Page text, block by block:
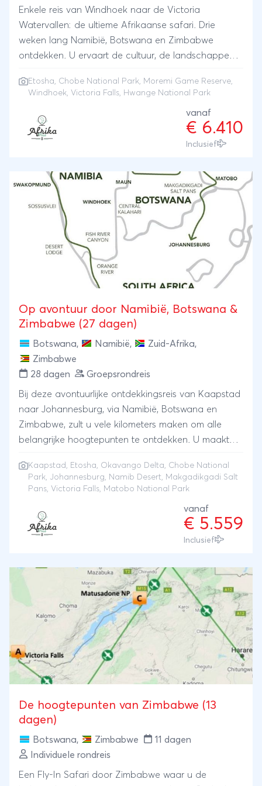
Enkele reis van Windhoek naar de Victoria
Watervallen: de ultieme Afrikaanse safari. Drie
weken lang Namibië, Botswana en Zimbabwe
ontdekken. U ervaart de cultuur, de landschappen
verblijft in comfortabele lodges of tented camps.
tijdens deze onvergetelijke lodge safari. Bekende
nationale parken zoals Etosha in Namibië, Chobe en
Moremi in Botswana en Hwange in Zimbabwe
eindigen in het kleine maar bruisende stadje Victoria
Falls met de befaamde watervallen.
Etosha, Chobe National Park, Moremi Game Reserve,
Windhoek, Victoria Falls, Hwange National Park
vanaf
€ 6.410
Inclusief
Op avontuur door Namibië, Botswana &
Zimbabwe (27 dagen)
Botswana, Namibië, Zuid-Afrika,
Zimbabwe
28 dagen
Groepsrondreis
Bij deze avontuurlijke ontdekkingsreis van Kaapstad
naar Johannesburg, via Namibië, Botswana en
Zimbabwe, zult u vele kilometers maken om alle
belangrijke hoogtepunten te ontdekken. U maakt
parken zoals Namib Desert, Etosha, Chobe en
Hwange. Uniek maakt deze reis dat u 2 nachten
deze per traditionele kano (mokoro) ontdekt.
Genietend van de sterrenhemel in Makgadikgadi
Park kunt u te voet op zoek gaan naar neushoorns.
U logeert veelal op unieke en soms afgelegen
locaties waar niet iedere groepsreis komt. Een ware
ontdekkingsreis dus door Zuidelijke Afrika.
Kaapstad , Etosha, Okavango Delta, Chobe National
Park, Johannesburg, Namib Desert, Makgadikgadi Salt
Pans, Victoria Falls, Matobo National Park
vanaf
€ 5.559
Inclusief
De hoogtepunten van Zimbabwe (13
dagen)
Botswana, Zimbabwe
11 dagen
Individuele rondreis
Een Fly-In Safari door Zimbabwe waar u de